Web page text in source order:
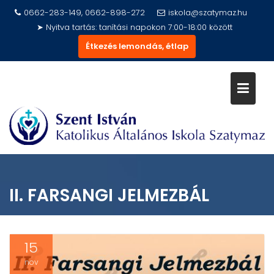
0662-283-149, 0662-898-272
iskola@szatymaz.hu
➤ Nyitva tartás: tanítási napokon 7:00-18:00 között
Étkezés lemondás, étlap
II. FARSANGI JELMEZBÁL
15
nov